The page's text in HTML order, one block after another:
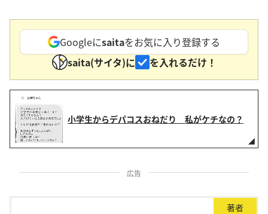
Googleにsaitaをお気に入り登録する
saita(サイタ)に
を入れるだけ！
小学生からデパコスおねだり 私がケチなの？
広告
著者